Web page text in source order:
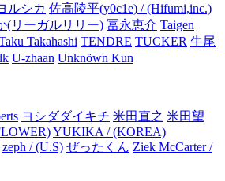
ルシカ 佐高陵平(y0c1e) / (Hifumi,inc.)
(リーガルリリー) 冨永恵介 Taigen
Takahashi TENDRE TUCKER 牛尾
U-zhaan Unknöwn Kun
ヨシダダイキチ 米田直之 米田望
YUKIKA / (KOREA)
zeph / (U.S) ぜったくん Ziek McCarter /